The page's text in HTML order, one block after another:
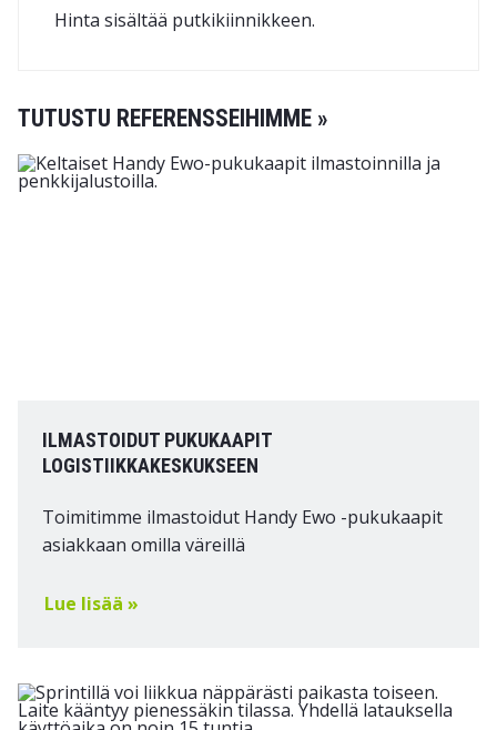
Hinta sisältää putkikiinnikkeen.
TUTUSTU REFERENSSEIHIMME »
ILMASTOIDUT PUKUKAAPIT
LOGISTIIKKAKESKUKSEEN
Toimitimme ilmastoidut Handy Ewo -pukukaapit
asiakkaan omilla väreillä
Lue lisää »